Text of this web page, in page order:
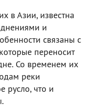
в Азии, известна
и
связаны с
переносит
Со временем их
реки
русло, что и